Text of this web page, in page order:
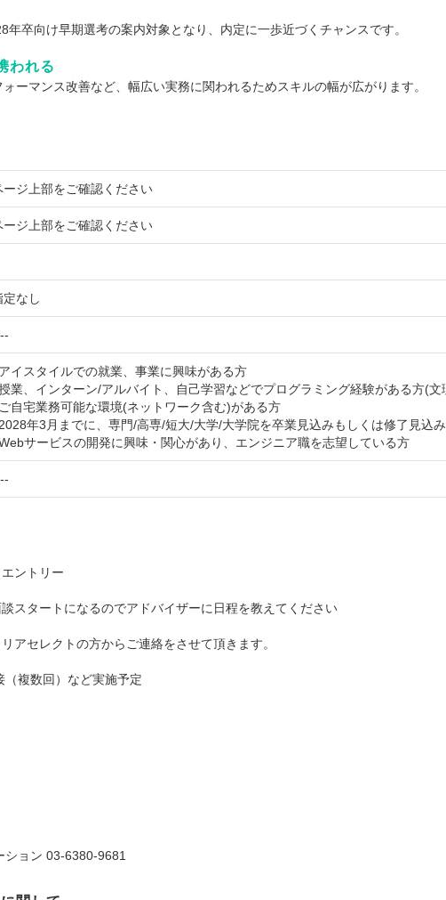
卒向け早期選考の案内対象となり、内定に一歩近づくチャンスです。
われる
ーマンス改善など、幅広い実務に関われるためスキルの幅が広がります。
ージ上部をご確認ください
ージ上部をご確認ください
定なし
イスタイルでの就業、事業に興味がある方
業、インターン/アルバイト、自己学習などでプログラミング経験がある方(
自宅業務可能な環境(ネットワーク含む)がある方
年3月までに、専門/高専/短大/大学/大学院を卒業見込みもしくは修了見込
サービスの開発に興味・関心があり、エンジニア職を志望している方
ントリー
スタートになるのでアドバイザーに日程を教えてください
アセレクトの方からご連絡をさせて頂きます。
（複数回）など実施予定
ション 03-6380-9681